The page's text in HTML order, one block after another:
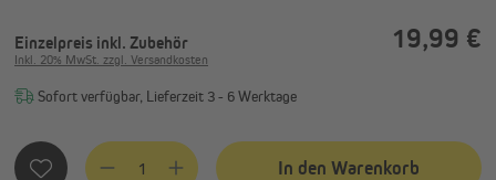
Einzelpreis inkl. Zubehör 19,99 €
Inkl. 20% MwSt. zzgl. Versandkosten
Sofort verfügbar, Lieferzeit 3 - 6 Werktage
Produkt Anzahl: Gib den gewünschten Wert ein oder
In den Warenkorb